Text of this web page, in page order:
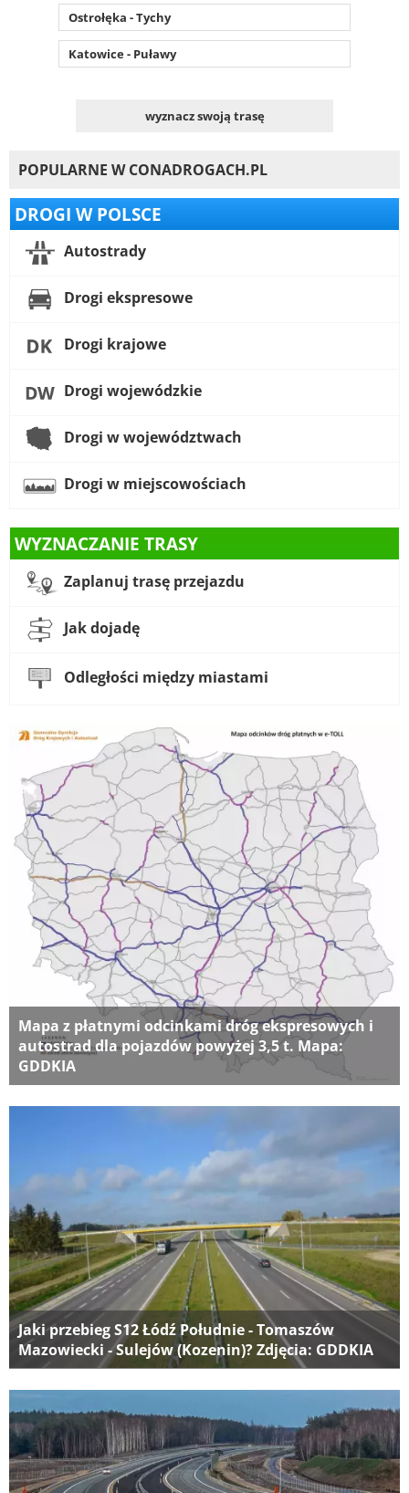
Ostrołęka - Tychy
Katowice - Puławy
wyznacz swoją trasę
POPULARNE W CONADROGACH.PL
DROGI W POLSCE
Autostrady
Drogi ekspresowe
Drogi krajowe
Drogi wojewódzkie
Drogi w województwach
Drogi w miejscowościach
WYZNACZANIE TRASY
Zaplanuj trasę przejazdu
Jak dojadę
Odległości między miastami
Mapa z płatnymi odcinkami dróg ekspresowych i
autostrad dla pojazdów powyżej 3,5 t. Mapa:
GDDKIA
Jaki przebieg S12 Łódź Południe - Tomaszów
Mazowiecki - Sulejów (Kozenin)? Zdjęcia: GDDKIA